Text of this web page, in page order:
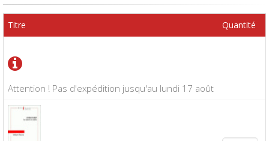
Attention ! Pas d'expédition jusqu'au lundi 17 août
Titre Quantité